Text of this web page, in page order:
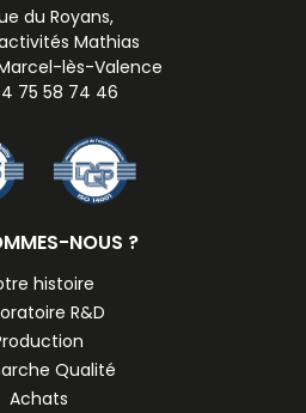
du Royans,
Mathias
lès-Valence
75 58 74 46
NOUS ?
histoire
R&D
Qualité
Achats